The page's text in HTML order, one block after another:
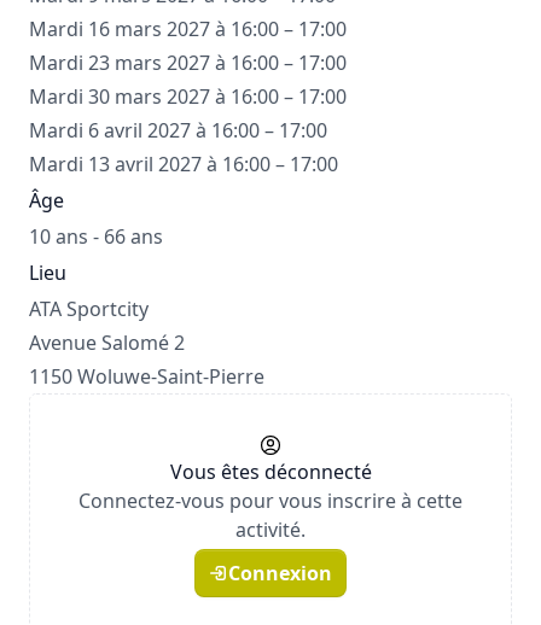
Mardi 16 mars 2027 à 16:00 – 17:00
Mardi 23 mars 2027 à 16:00 – 17:00
Mardi 30 mars 2027 à 16:00 – 17:00
Mardi 6 avril 2027 à 16:00 – 17:00
Mardi 13 avril 2027 à 16:00 – 17:00
Âge
10 ans - 66 ans
Lieu
ATA Sportcity
Avenue Salomé 2
1150 Woluwe-Saint-Pierre
Vous êtes déconnecté
Connectez-vous pour vous inscrire à cette
activité.
Connexion